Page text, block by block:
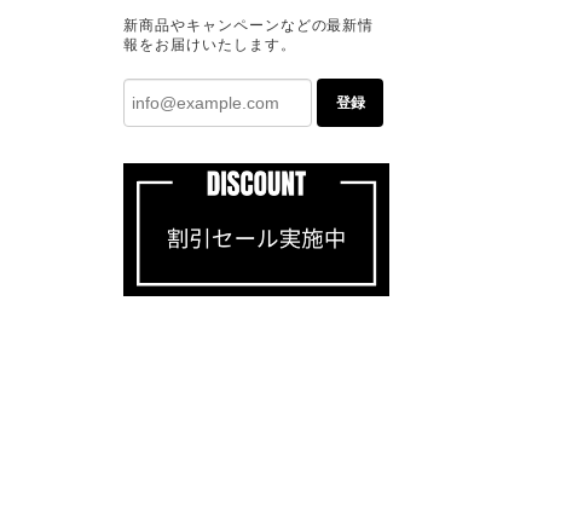
新商品やキャンペーンなどの最新情
報をお届けいたします。
登録